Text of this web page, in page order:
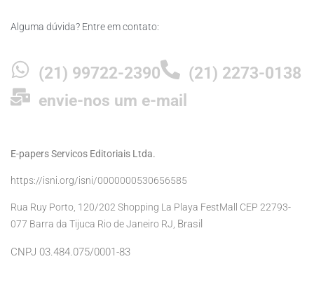
Alguma dúvida? Entre em contato:
(21) 99722-2390
(21) 2273-0138
envie-nos um e-mail
E-papers Servicos Editoriais Ltda.
https://isni.org/isni/0000000530656585
Rua Ruy Porto, 120/202 Shopping La Playa FestMall CEP 22793-
077 Barra da Tijuca Rio de Janeiro RJ, Brasil
CNPJ 03.484.075/0001-83